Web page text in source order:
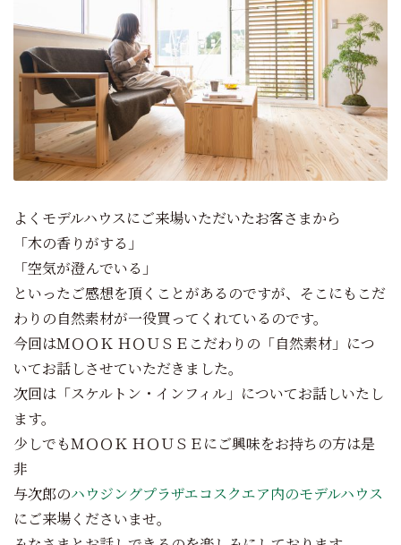
よくモデルハウスにご来場いただいたお客さまから
「木の香りがする」
「空気が澄んでいる」
といったご感想を頂くことがあるのですが、そこにもこだ
わりの自然素材が一役買ってくれているのです。
今回はＭＯＯＫ ＨＯＵＳＥこだわりの「自然素材」につ
いてお話しさせていただきました。
次回は「スケルトン・インフィル」についてお話しいたし
ます。
少しでもＭＯＯＫ ＨＯＵＳＥにご興味をお持ちの方は是
非
与次郎のハウジングプラザエコスクエア内のモデルハウス
にご来場くださいませ。